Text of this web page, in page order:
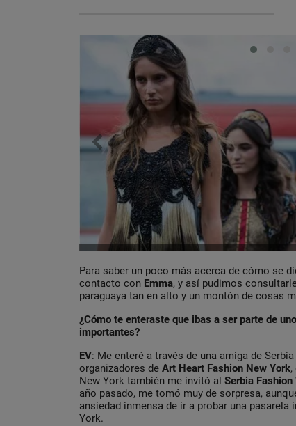
Para saber un poco más acerca de cómo se
contacto con Emma, y así pudimos
paraguaya tan en alto y un montón de cosas
¿Cómo te enteraste que ibas a ser parte de
importantes?
EV: Me enteré a través de una amiga de
organizadores de Art Heart Fashion New York,
New York también me invitó al Serbia Fashion
año pasado, me tomó muy de sorpresa,
ansiedad inmensa de ir a probar una
York.